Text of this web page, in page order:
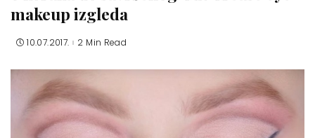
makeup izgleda
10.07.2017. 2 Min Read